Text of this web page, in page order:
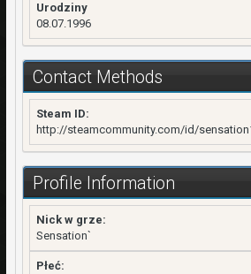
Urodziny
08.07.1996
Contact Methods
Steam ID:
http://steamcommunity.com/id/
Profile Information
Nick w grze:
Sensation`
Płeć: